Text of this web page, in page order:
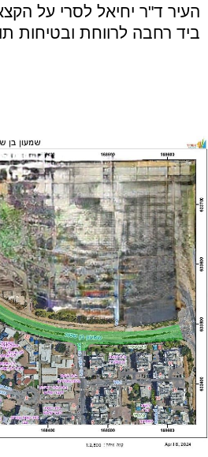
העיר ד"ר יחיאל לסרי על
ביד רחבה לרווחת ובטיחות